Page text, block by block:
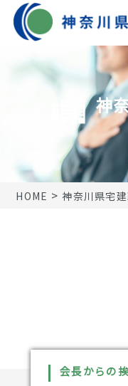
トップページ
活動報告
機関誌
税制関係
18地区連盟
神奈川県宅建
神
HOME >神奈川県宅
会長からの